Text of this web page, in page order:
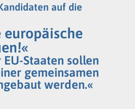
auf die
europäische
Staaten sollen
gemeinsamen
werden.«